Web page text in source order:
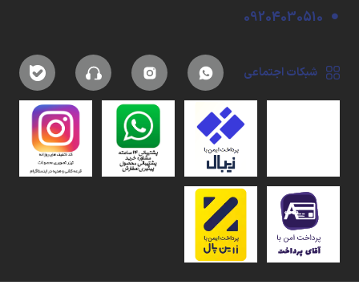
09204030510
شبکات اجتماعی